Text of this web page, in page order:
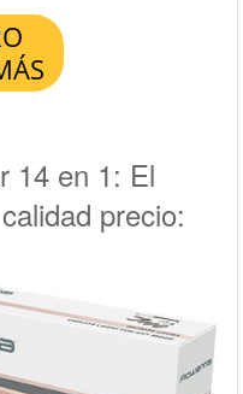
14 en 1: El
precio: